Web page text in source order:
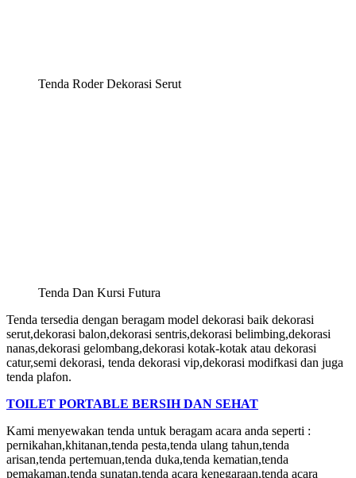
Tenda Roder Dekorasi Serut
Tenda Dan Kursi Futura
Tenda tersedia dengan beragam model dekorasi baik dekorasi
serut,dekorasi balon,dekorasi sentris,dekorasi belimbing,dekorasi
nanas,dekorasi gelombang,dekorasi kotak-kotak atau dekorasi
catur,semi dekorasi, tenda dekorasi vip,dekorasi modifkasi dan juga
tenda plafon.
TOILET PORTABLE BERSIH DAN SEHAT
Kami menyewakan tenda untuk beragam acara anda seperti :
pernikahan,khitanan,tenda pesta,tenda ulang tahun,tenda
arisan,tenda pertemuan,tenda duka,tenda kematian,tenda
pemakaman,tenda sunatan,tenda acara kenegaraan,tenda acara